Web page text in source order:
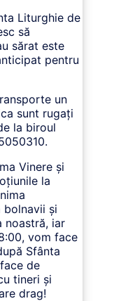
Liturghie de
să
sărat este
pentru
un
sunt rugați
la biroul
Vinere și
la
bolnavii și
noastră, iar
vom face
Sfânta
de
tineri și
drag!